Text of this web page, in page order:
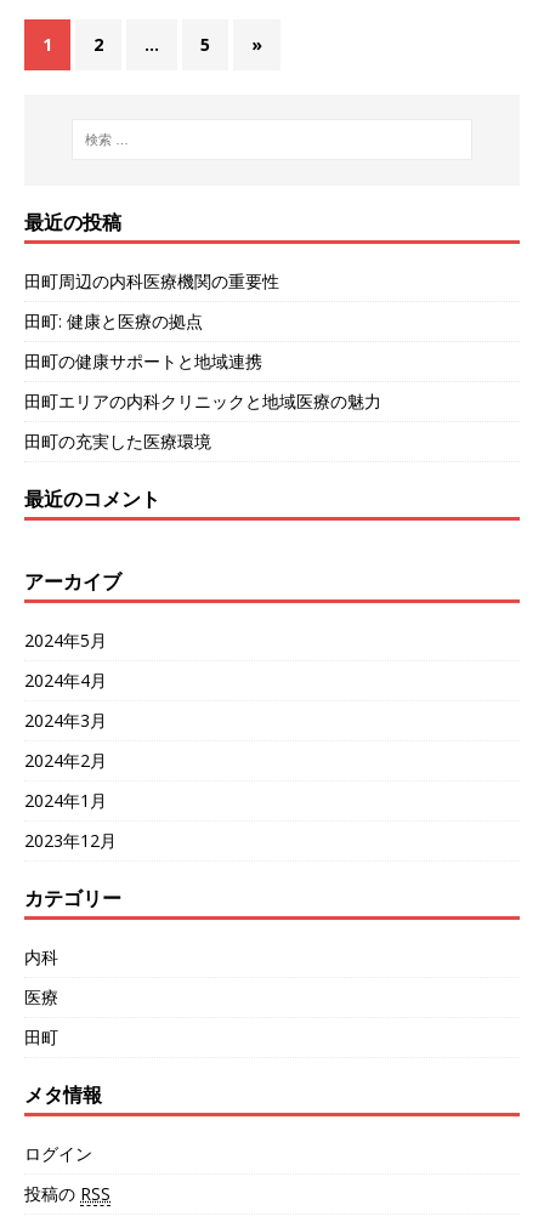
1 2 … 5 »
最近の投稿
田町周辺の内科医療機関の重要性
田町: 健康と医療の拠点
田町の健康サポートと地域連携
田町エリアの内科クリニックと地域医療の魅力
田町の充実した医療環境
最近のコメント
アーカイブ
2024年5月
2024年4月
2024年3月
2024年2月
2024年1月
2023年12月
カテゴリー
内科
医療
田町
メタ情報
ログイン
投稿の RSS